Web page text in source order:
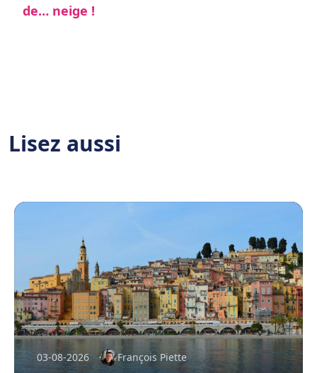
de… neige !
Lisez aussi
03-08-2026 François Piette